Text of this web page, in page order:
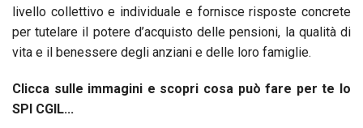
livello collettivo e individuale e fornisce risposte concrete
per tutelare il potere d’acquisto delle pensioni, la qualità di
vita e il benessere degli anziani e delle loro famiglie.
Clicca sulle immagini e scopri cosa può fare per te lo
SPI CGIL...